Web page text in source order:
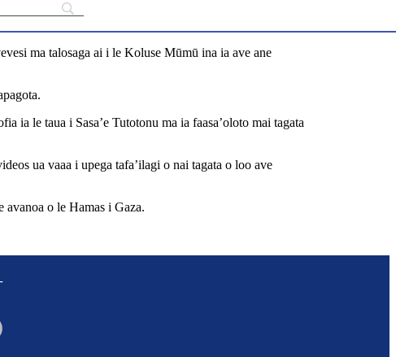
ma talosaga ai i le Koluse Mūmū ina ia ave ane
ia le taua i Sasa’e Tutotonu ma ia faasa’oloto mai tagata
ua vaaa i upega tafa’ilagi o nai tagata o loo ave
avanoa o le Hamas i Gaza.